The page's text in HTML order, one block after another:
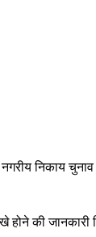
निकाय
की